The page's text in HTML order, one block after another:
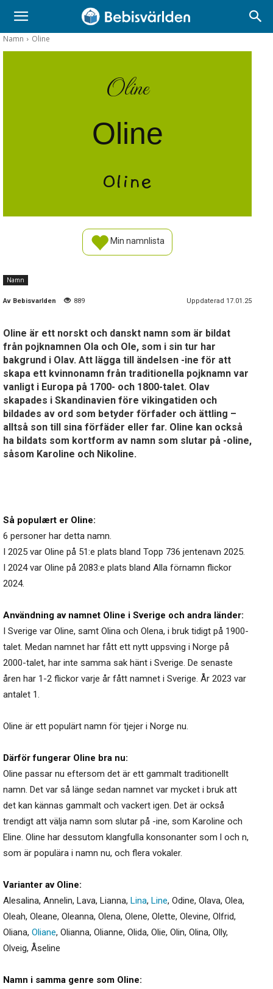
Namn Oline
Oline
Oline
Oline
Min namnlista
Namn
Av Bebisvarlden 889 Uppdaterad 17.01.25
Oline är ett norskt och danskt namn som är bildat
från pojknamnen Ola och Ole, som i sin tur har
bakgrund i Olav. Att lägga till ändelsen -ine för att
skapa ett kvinnonamn från traditionella pojknamn var
vanligt i Europa på 1700- och 1800-talet. Olav
skapades i Skandinavien före vikingatiden och
bildades av ord som betyder förfader och ättling –
alltså son till sina förfäder eller far. Oline kan också
ha bildats som kortform av namn som slutar på -oline,
såsom Karoline och Nikoline.
Så populært er Oline:
6 personer har detta namn.
I 2025 var Oline på 51:e plats bland Topp 736 jentenavn 2025.
I 2024 var Oline på 2083:e plats bland Alla förnamn flickor
2024.
Användning av namnet Oline i Sverige och andra länder:
I Sverige var Oline, samt Olina och Olena, i bruk tidigt på 1900-
talet. Medan namnet har fått ett nytt uppsving i Norge på
2000-talet, har inte samma sak hänt i Sverige. De senaste
åren har 1-2 flickor varje år fått namnet i Sverige. År 2023 var
antalet 1.
Oline är ett populärt namn för tjejer i Norge nu.
Därför fungerar Oline bra nu:
Oline passar nu eftersom det är ett gammalt traditionellt
namn. Det var så länge sedan namnet var mycket i bruk att
det kan kännas gammalt och vackert igen. Det är också
trendigt att välja namn som slutar på -ine, som Karoline och
Eline. Oline har dessutom klangfulla konsonanter som l och n,
som är populära i namn nu, och flera vokaler.
Varianter av Oline:
Alesalina, Annelin, Lava, Lianna, Lina, Line, Odine, Olava, Olea,
Oleah, Oleane, Oleanna, Olena, Olene, Olette, Olevine, Olfrid,
Oliana, Oliane, Olianna, Olianne, Olida, Olie, Olin, Olina, Olly,
Olveig, Åseline
Namn i samma genre som Oline: